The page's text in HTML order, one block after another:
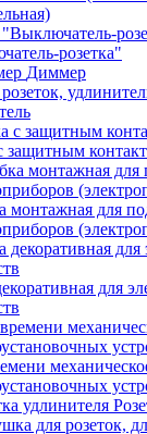
розетка"
Диммер
защитным
монтажная для
для